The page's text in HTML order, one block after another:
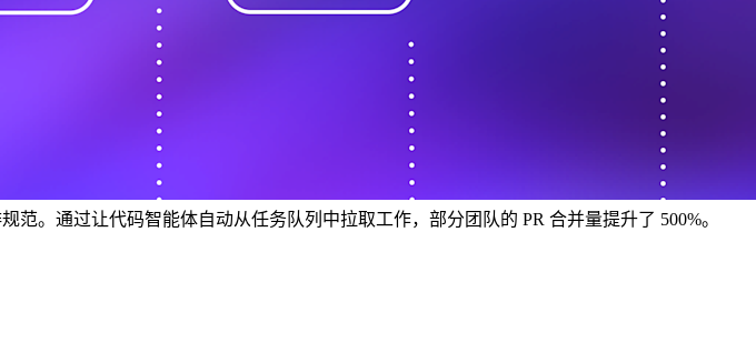
。通过让代码智能体自动从任务队列中拉取工作，部分团队的 PR 合并量提升了 500%。